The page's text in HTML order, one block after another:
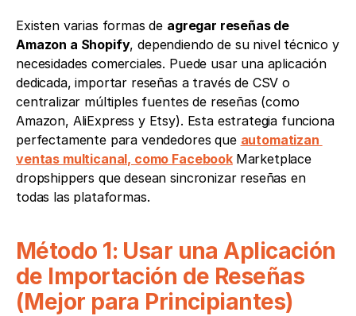
Existen varias formas de agregar reseñas de
Amazon a Shopify, dependiendo de su nivel técnico y
necesidades comerciales. Puede usar una aplicación
dedicada, importar reseñas a través de CSV o
centralizar múltiples fuentes de reseñas (como
Amazon, AliExpress y Etsy). Esta estrategia funciona
perfectamente para vendedores que automatizan
ventas multicanal, como Facebook Marketplace
dropshippers que desean sincronizar reseñas en
todas las plataformas.
Método 1: Usar una Aplicación
de Importación de Reseñas
(Mejor para Principiantes)